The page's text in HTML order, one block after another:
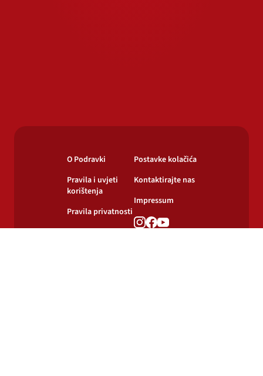
O Podravki
Pravila i uvjeti
korištenja
Pravila privatnosti
Postavke kolačića
Kontaktirajte nas
Impressum